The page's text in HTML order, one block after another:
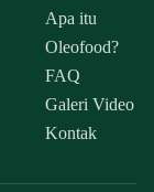
Apa itu
Oleofood?
FAQ
Galeri Video
Kontak